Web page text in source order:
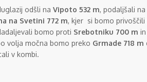
odšli na Vipoto 532 m, podaljšali na
na Svetini 772 m, kjer si bomo
bomo proti Srebotniku 700 m
volja močna bomo preko Grmade 718 m
v kombi.